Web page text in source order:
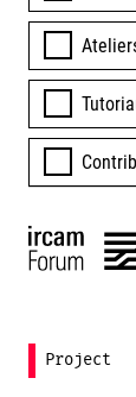
Project